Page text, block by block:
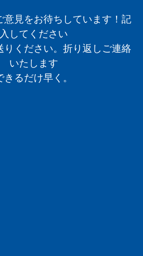
意見をお待ちしています！記
入してください
りください。折り返しご連絡
いたします
きるだけ早く。